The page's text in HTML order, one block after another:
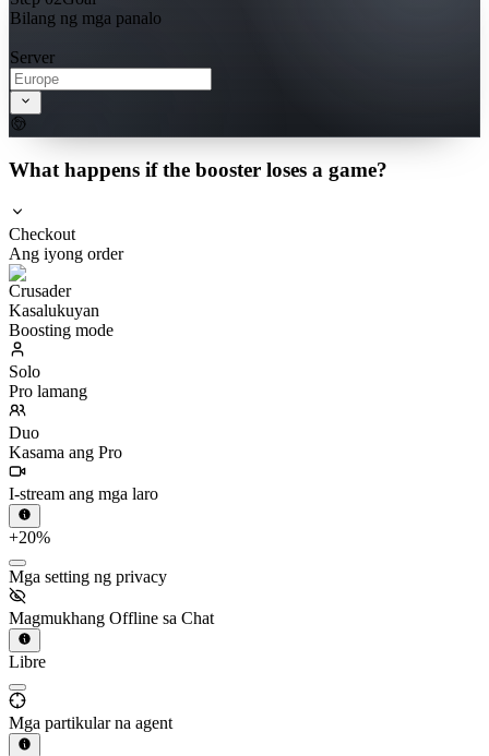
Bilang ng mga panalo
Server
What happens if the booster loses a game?
Checkout
Ang iyong order
Kasalukuyan
Boosting mode
Solo
Pro lamang
Duo
Kasama ang Pro
I-stream ang mga laro
+20%
Mga setting ng privacy
Magmukhang Offline sa Chat
Libre
Mga partikular na agent